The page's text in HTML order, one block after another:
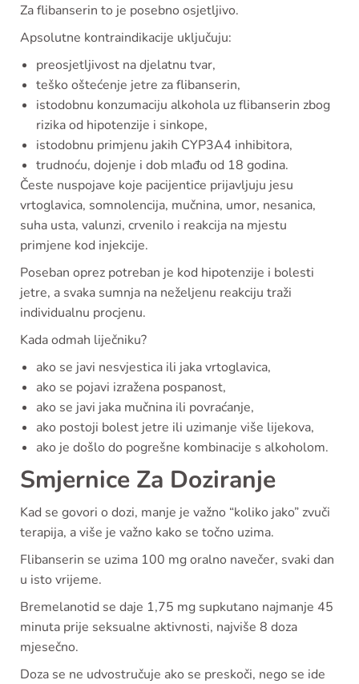
Za flibanserin to je posebno osjetljivo.
Apsolutne kontraindikacije uključuju:
preosjetljivost na djelatnu tvar,
teško oštećenje jetre za flibanserin,
istodobnu konzumaciju alkohola uz flibanserin zbog
rizika od hipotenzije i sinkope,
istodobnu primjenu jakih CYP3A4 inhibitora,
trudnoću, dojenje i dob mlađu od 18 godina.
Česte nuspojave koje pacijentice prijavljuju jesu
vrtoglavica, somnolencija, mučnina, umor, nesanica,
suha usta, valunzi, crvenilo i reakcija na mjestu
primjene kod injekcije.
Poseban oprez potreban je kod hipotenzije i bolesti
jetre, a svaka sumnja na neželjenu reakciju traži
individualnu procjenu.
Kada odmah liječniku?
ako se javi nesvjestica ili jaka vrtoglavica,
ako se pojavi izražena pospanost,
ako se javi jaka mučnina ili povraćanje,
ako postoji bolest jetre ili uzimanje više lijekova,
ako je došlo do pogrešne kombinacije s alkoholom.
Smjernice Za Doziranje
Kad se govori o dozi, manje je važno “koliko jako” zvuči
terapija, a više je važno kako se točno uzima.
Flibanserin se uzima 100 mg oralno navečer, svaki dan
u isto vrijeme.
Bremelanotid se daje 1,75 mg supkutano najmanje 45
minuta prije seksualne aktivnosti, najviše 8 doza
mjesečno.
Doza se ne udvostručuje ako se preskoči, nego se ide